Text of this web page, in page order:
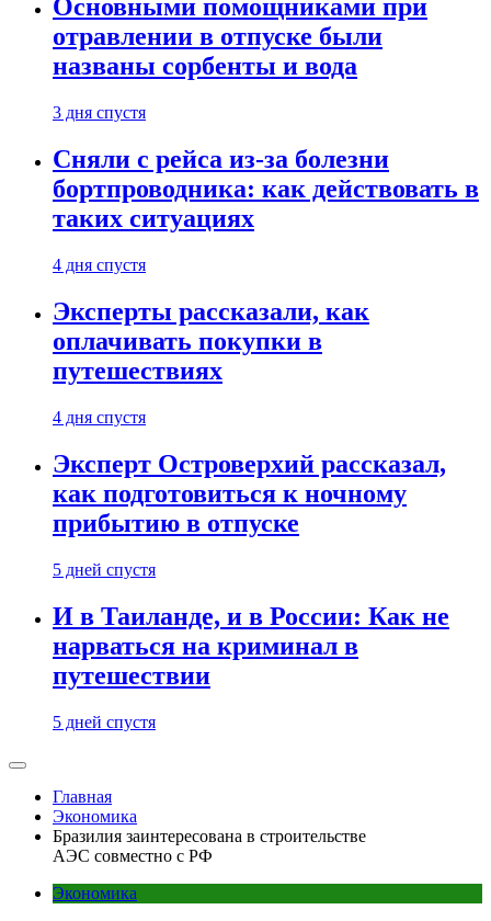
Основными помощниками при
отравлении в отпуске были
названы сорбенты и вода
3 дня спустя
Сняли с рейса из-за болезни
бортпроводника: как действовать в
таких ситуациях
4 дня спустя
Эксперты рассказали, как
оплачивать покупки в
путешествиях
4 дня спустя
Эксперт Островерхий рассказал,
как подготовиться к ночному
прибытию в отпуске
5 дней спустя
И в Таиланде, и в России: Как не
нарваться на криминал в
путешествии
5 дней спустя
Главная
Экономика
Бразилия заинтересована в строительстве
АЭС совместно с РФ
Экономика